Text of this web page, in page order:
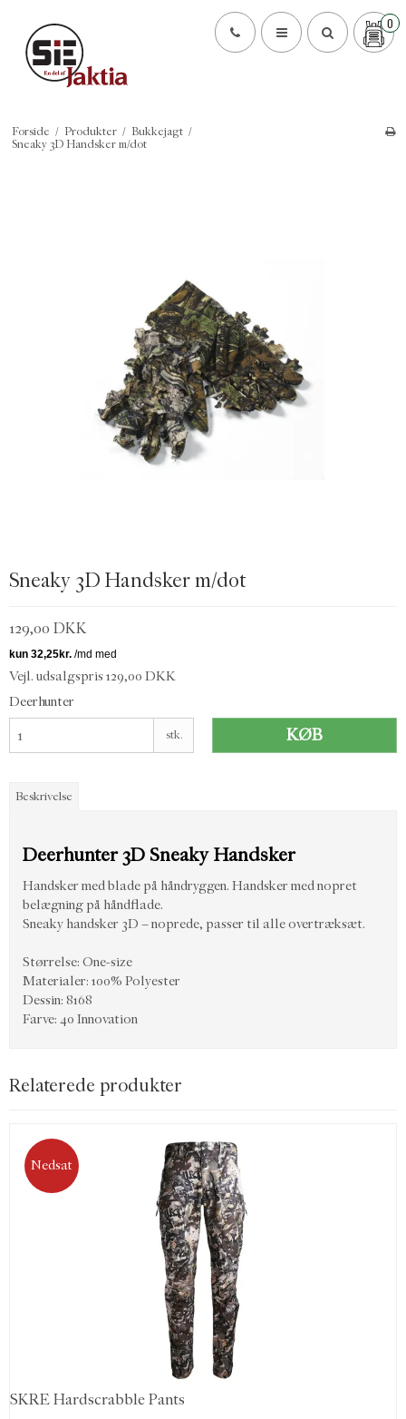
0
Forside / Produkter / Bukkejagt /
Sneaky 3D Handsker m/dot
Sneaky 3D Handsker m/dot
129,00 DKK
Vejl. udsalgspris 129,00 DKK
Deerhunter
stk. KØB
Beskrivelse
Deerhunter 3D Sneaky Handsker
Handsker med blade på håndryggen. Handsker med nopret
belægning på håndflade.
Sneaky handsker 3D – noprede, passer til alle overtræksæt.
Størrelse: One-size
Materialer: 100% Polyester
Dessin: 8168
Farve: 40 Innovation
Relaterede produkter
Nedsat
SKRE Hardscrabble Pants